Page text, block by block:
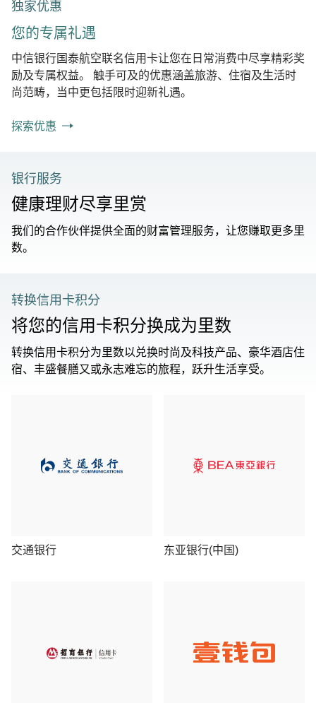
独家优惠
您的专属礼遇
中信银行国泰航空联名信用卡让您在日常消费中尽享精彩奖
励及专属权益。 触手可及的优惠涵盖旅游、住宿及生活时
尚范畴，当中更包括限时迎新礼遇。
探索优惠
银行服务
健康理财尽享里赏
我们的合作伙伴提供全面的财富管理服务，让您赚取更多里
数。
转换信用卡积分
将您的信用卡积分换成为里数
转换信用卡积分为里数以兑换时尚及科技产品、豪华酒店住
宿、丰盛餐膳又或永志难忘的旅程，跃升生活享受。
交通银行 东亚银行(中国)